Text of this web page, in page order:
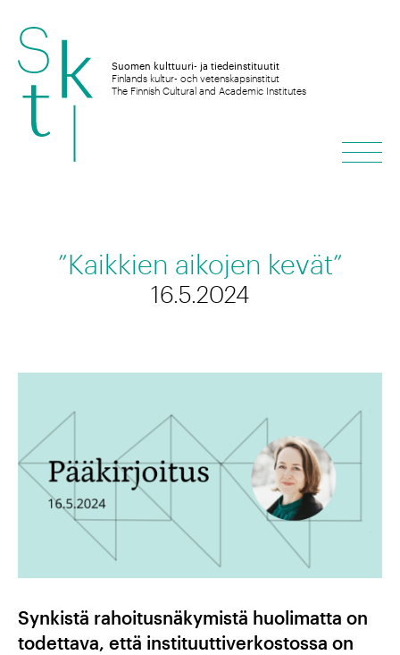
Hyppää
sisältöön
Suomen kulttuuri- ja tiedeinstituutit
Finlands kultur- och vetenskapsinstitut
The Finnish Cultural and Academic Institutes
”Kaikkien aikojen kevät”
16.5.2024
Synkistä rahoitusnäkymistä huolimatta on
todettava, että instituuttiverkostossa on